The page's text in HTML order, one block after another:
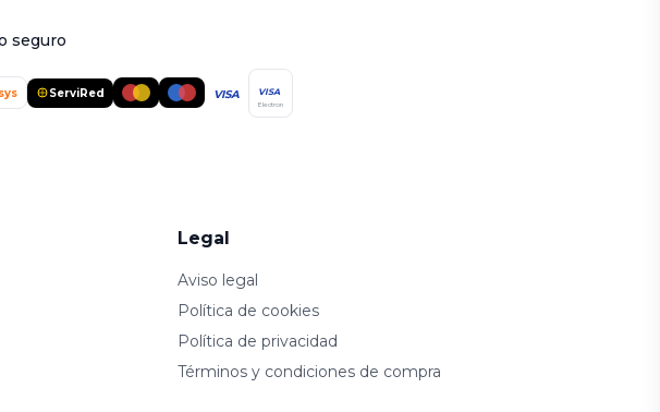
seguro
sys ServiRed VISA VISA
Electron
Legal
Aviso legal
Política de cookies
Política de privacidad
Términos y condiciones de compra